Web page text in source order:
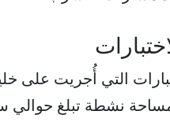
التي أُجريت على
نشطة تبلغ حوالي